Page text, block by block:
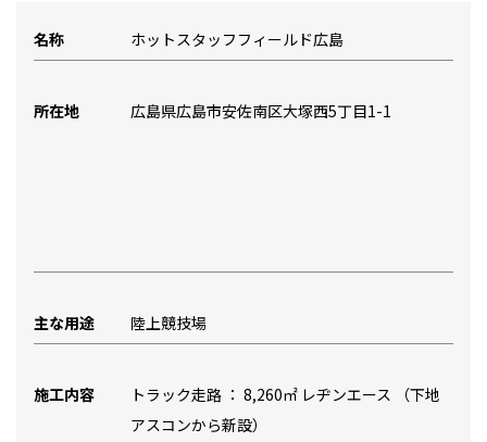
名称 ホットスタッフフィールド広島
所在地 広島県広島市安佐南区大塚西5丁目1-1
主な用途 陸上競技場
施工内容
トラック走路 ： 8,260㎡ レヂンエース （下地
アスコンから新設）